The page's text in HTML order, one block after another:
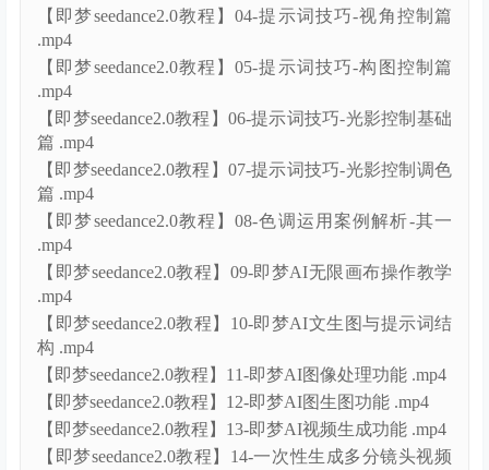
【即梦seedance2.0教程】04-提示词技巧-视角控制篇
.mp4
【即梦seedance2.0教程】05-提示词技巧-构图控制篇
.mp4
【即梦seedance2.0教程】06-提示词技巧-光影控制基础
篇 .mp4
【即梦seedance2.0教程】07-提示词技巧-光影控制调色
篇 .mp4
【即梦seedance2.0教程】08-色调运用案例解析-其一
.mp4
【即梦seedance2.0教程】09-即梦AI无限画布操作教学
.mp4
【即梦seedance2.0教程】10-即梦AI文生图与提示词结
构 .mp4
【即梦seedance2.0教程】11-即梦AI图像处理功能 .mp4
【即梦seedance2.0教程】12-即梦AI图生图功能 .mp4
【即梦seedance2.0教程】13-即梦AI视频生成功能 .mp4
【即梦seedance2.0教程】14-一次性生成多分镜头视频